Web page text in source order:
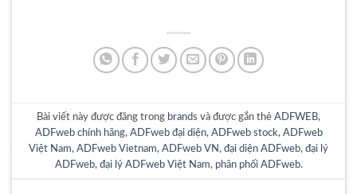
Bài viết này được đăng trong brands và được gắn thẻ ADFWEB,
ADFweb chính hãng, ADFweb đại diện, ADFweb stock, ADFweb
Việt Nam, ADFweb Vietnam, ADFweb VN , đại diện ADFweb, đại lý
ADFweb, đại lý ADFweb Việt Nam, phân phối ADFweb.